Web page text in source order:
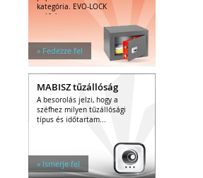
kategória. EVO-LOCK
széfzár.
» Fedezze fel
MABISZ tűzállóság
A besorolás jelzi, hogy a
széfhez milyen tűzállósági
típus és időtartam...
» Ismerje fel